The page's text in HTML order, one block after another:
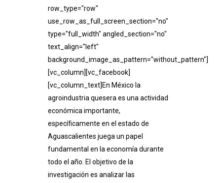
row_type="row"
use_row_as_full_screen_section="no"
type="full_width" angled_section="no"
text_align="left"
background_image_as_pattern="without_pattern"]
[vc_column][vc_facebook]
[vc_column_text]En México la
agroindustria quesera es una actividad
económica importante,
específicamente en el estado de
Aguascalientes juega un papel
fundamental en la economía durante
todo el año. El objetivo de la
investigación es analizar las